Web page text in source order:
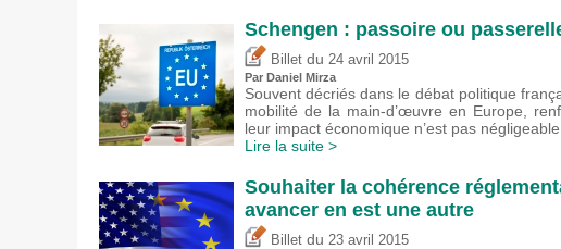
Schengen : passoire ou
Billet du 24 avril 2015
Par Daniel Mirza
Souvent décriés dans le débat politique
mobilité de la main-d’œuvre en Europe,
leur impact économique n’est pas négligeable.
Lire la suite >
Souhaiter la cohérence
avancer en est une autre
Billet du 23 avril 2015